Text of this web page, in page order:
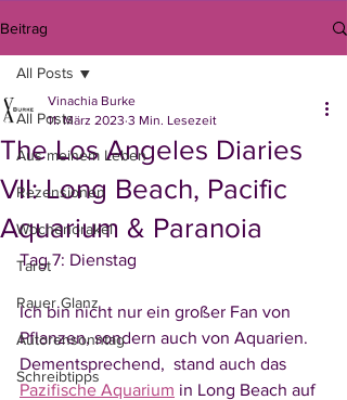
Beitrag
All Posts
Aus meinem Leben
Rezensionen
Wochenorakel
Tarot
Rauer Glanz
Autorensonntag
Schreibtipps
All Posts
The Los Angeles Diaries
VII: Long Beach, Pacific
Aquarium & Paranoia
Vinachia Burke
11. März 2023 3 Min. Lesezeit
Tag 7: Dienstag
Ich bin nicht nur ein großer Fan von
Pflanzen, sondern auch von Aquarien.
Dementsprechend,  stand auch das
Pazifische Aquarium in Long Beach auf